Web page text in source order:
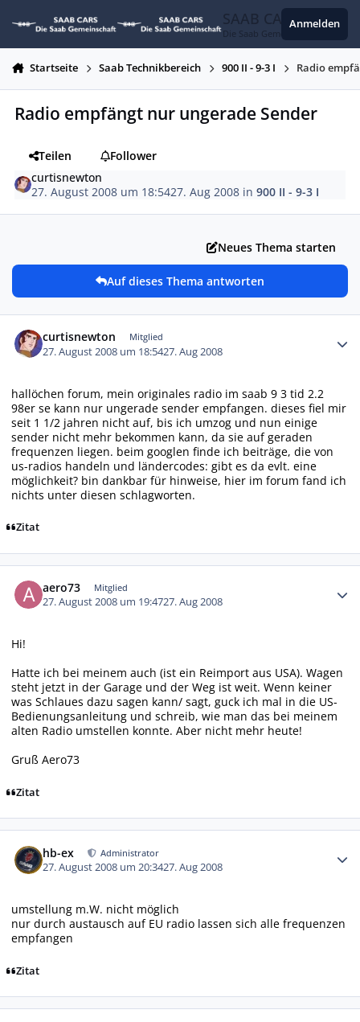
SAAB CARS
Die Saab Gemeinschaft
Anmelden
Startseite Saab Technikbereich 900 II - 9-3 I Radio
Radio empfängt nur ungerade Sender
Teilen
Follower
curtisnewton
27. August 2008 um 18:5427. Aug 2008 in900 II - 9-3 I
Neues Thema starten
Auf dieses Thema antworten
curtisnewton Mitglied
27. August 2008 um 18:5427. Aug 2008
hallöchen forum, mein originales radio im saab 9 3 tid 2.2
98er se kann nur ungerade sender empfangen. dieses fiel mir
seit 1 1/2 jahren nicht auf, bis ich umzog und nun einige
sender nicht mehr bekommen kann, da sie auf geraden
frequenzen liegen. beim googlen finde ich beiträge, die von
us-radios handeln und ländercodes: gibt es da evlt. eine
möglichkeit? bin dankbar für hinweise, hier im forum fand ich
nichts unter diesen schlagworten.
Zitat
aero73 Mitglied
27. August 2008 um 19:4727. Aug 2008
Hi!
Hatte ich bei meinem auch (ist ein Reimport aus USA). Wagen
steht jetzt in der Garage und der Weg ist weit. Wenn keiner
was Schlaues dazu sagen kann/ sagt, guck ich mal in die US-
Bedienungsanleitung und schreib, wie man das bei meinem
alten Radio umstellen konnte. Aber nicht mehr heute!
Gruß Aero73
Zitat
hb-ex Administrator
27. August 2008 um 20:3427. Aug 2008
umstellung m.W. nicht möglich
nur durch austausch auf EU radio lassen sich alle frequenzen
empfangen
Zitat